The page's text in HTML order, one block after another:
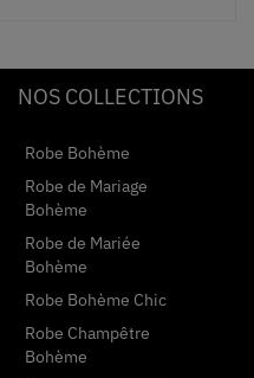
NOS COLLECTIONS
Robe Bohème
Robe de Mariage
Bohème
Robe de Mariée
Bohème
Robe Bohème Chic
Robe Champêtre
Bohème